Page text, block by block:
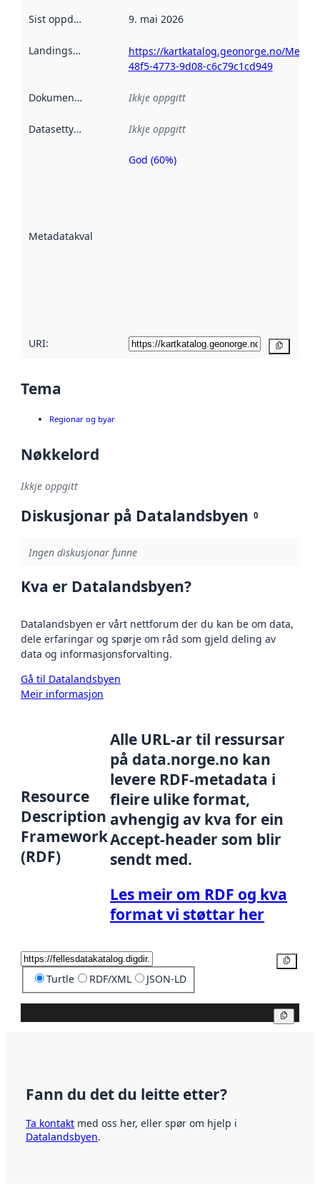
Sist oppdatert 9. mai 2026
Landingsside
https://kartkatalog.geonorge.no/
48f5-4773-9d08-c6c79c1cd949
Dokumentasjon Ikkje oppgitt
Datasettype Ikkje oppgitt
Metadatakvalitet
Metadatakvalitet
God (60%)
URI:
Tema
Regionar og byar
Nøkkelord
Ikkje oppgitt
Diskusjonar på Datalandsbyen 0
Ingen diskusjonar funne
Kva er Datalandsbyen?
Datalandsbyen er vårt nettforum der du kan be om data,
dele erfaringar og spørje om råd som gjeld deling av
data og informasjonsforvalting.
Gå til Datalandsbyen
Meir informasjon
Resource
Description
Framework
(RDF)
Alle URL-ar til ressursar
på data.norge.no kan
levere RDF-metadata i
fleire ulike format,
avhengig av kva for ein
Accept-header som blir
sendt med.
Les meir om RDF og kva
format vi støttar her
Turtle RDF/XML JSON-LD
Fann du det du leitte etter?
Ta kontakt med oss her, eller spør om hjelp i
Datalandsbyen.